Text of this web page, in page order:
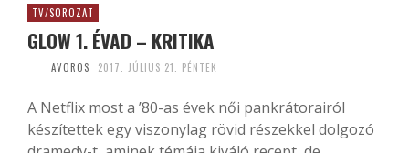
TV/SOROZAT
GLOW 1. ÉVAD – KRITIKA
AVOROS 2017. JÚLIUS 21. PÉNTEK
A Netflix most a ’80-as évek női pankrátorairól
készítettek egy viszonylag rövid részekkel dolgozó